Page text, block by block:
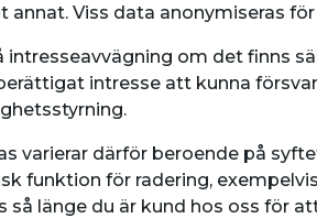
Viss data anonymiseras
intresseavvägning om det finns
intresse att kunna
varierar därför beroende på
funktion för radering,
så länge du är kund hos oss för